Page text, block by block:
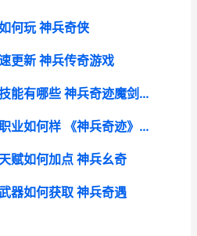
何玩 神兵奇侠
更新 神兵传奇游戏
《神兵奇迹》魔法师技能有哪些 神兵奇迹魔剑士加点推荐攻略
《神兵奇迹》魔法师职业如何样 《神兵奇迹》魔神是谁
赋如何加点 神兵幺奇
器如何获取 神兵奇遇